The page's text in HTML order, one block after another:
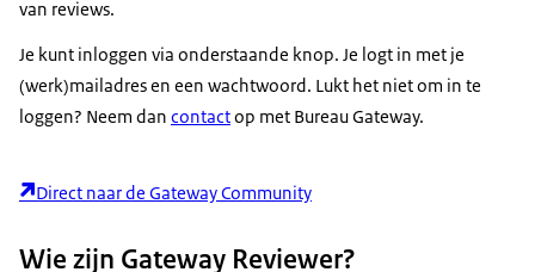
van reviews.
Je kunt inloggen via onderstaande knop. Je logt in met je
(werk)mailadres en een wachtwoord. Lukt het niet om in te
loggen? Neem dan contactop met Bureau Gateway.
Direct naar de Gateway Community
Wie zijn Gateway Reviewer?